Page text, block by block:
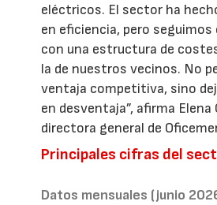
eléctricos. El sector ha
en eficiencia, pero
con una estructura de
la de nuestros vecinos. No
ventaja competitiva, sino
en desventaja”, afirma Elena
directora general de
Principales cifras del
Datos mensuales (junio